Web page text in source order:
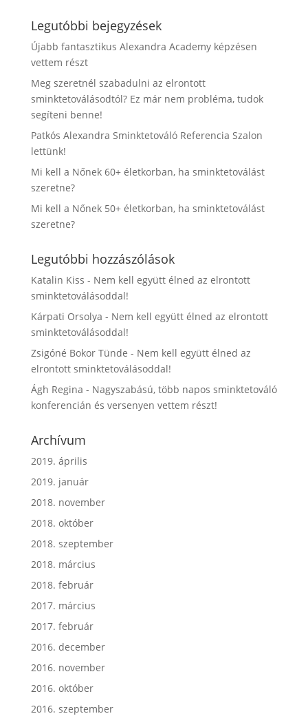
Legutóbbi bejegyzések
Újabb fantasztikus Alexandra Academy képzésen
vettem részt
Meg szeretnél szabadulni az elrontott
sminktetoválásodtól? Ez már nem probléma, tudok
segíteni benne!
Patkós Alexandra Sminktetováló Referencia Szalon
lettünk!
Mi kell a Nőnek 60+ életkorban, ha sminktetoválást
szeretne?
Mi kell a Nőnek 50+ életkorban, ha sminktetoválást
szeretne?
Legutóbbi hozzászólások
Katalin Kiss - Nem kell együtt élned az elrontott
sminktetoválásoddal!
Kárpati Orsolya - Nem kell együtt élned az elrontott
sminktetoválásoddal!
Zsigóné Bokor Tünde - Nem kell együtt élned az
elrontott sminktetoválásoddal!
Ágh Regina - Nagyszabású, több napos sminktetováló
konferencián és versenyen vettem részt!
Archívum
2019. április
2019. január
2018. november
2018. október
2018. szeptember
2018. március
2018. február
2017. március
2017. február
2016. december
2016. november
2016. október
2016. szeptember